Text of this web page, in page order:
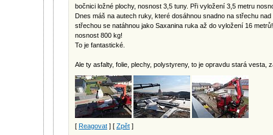
bočnici ložné plochy, nosnost 3,5 tuny. Při vyložení 3,5 metru
Dnes máš na autech ruky, které dosáhnou snadno na střechu
střechou se natáhnou jako Saxanina ruka až do vyložení 16
nosnost 800 kg!
To je fantastické.
Ale ty asfalty, folie, plechy, polystyreny, to je opravdu stará vesta,
[ Reagovat ] [ Zpět ]